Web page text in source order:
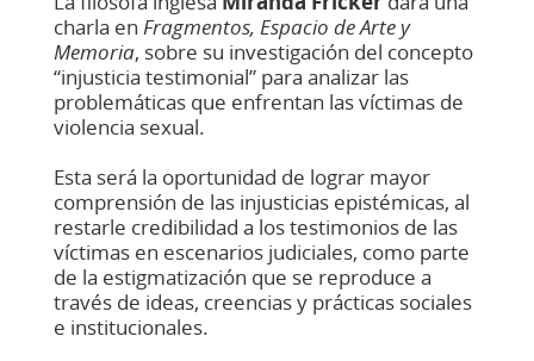
charla en Fragmentos, Espacio de Arte y
Memoria, sobre su investigación del concepto
“injusticia testimonial” para analizar las
problemáticas que enfrentan las víctimas de
violencia sexual.
Esta será la oportunidad de lograr mayor
comprensión de las injusticias epistémicas, al
restarle credibilidad a los testimonios de las
víctimas en escenarios judiciales, como parte
de la estigmatización que se reproduce a
través de ideas, creencias y prácticas sociales
e institucionales.